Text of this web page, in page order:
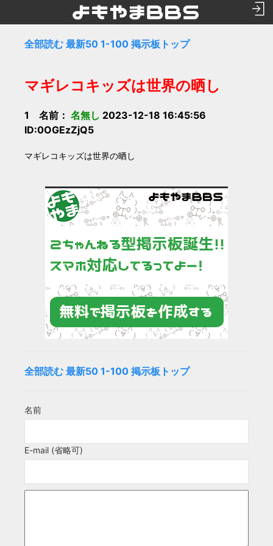
全部読む 最新50 1-100 掲示板トップ
マギレコキッズは世界の晒し
1 名前： 名無し 2023-12-18 16:45:56
ID:0OGEzZjQ5
マギレコキッズは世界の晒し
全部読む 最新50 1-100 掲示板トップ
名前
E-mail (省略可)